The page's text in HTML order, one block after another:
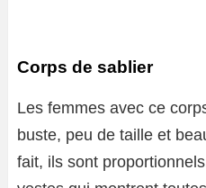
Corps de sablier
Les femmes avec ce
buste, peu de taille et
fait, ils sont